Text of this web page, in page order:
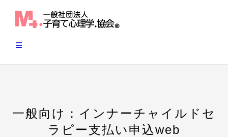
一般向け：インナーチャイルドセ
ラピー支払い申込web